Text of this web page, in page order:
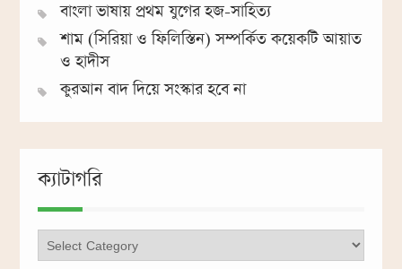
বাংলা ভাষায় প্রথম যুগের হজ-সাহিত্য
শাম (সিরিয়া ও ফিলিস্তিন) সম্পর্কিত কয়েকটি আয়াত
ও হাদীস
কুরআন বাদ দিয়ে সংস্কার হবে না
ক্যাটাগরি
ক্যাটাগরি